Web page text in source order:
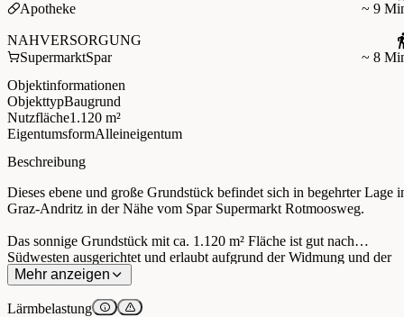
Apotheke
~ 9
NAHVERSORGUNG
SupermarktSpar
~ 8
Objektinformationen
ObjekttypBaugrund
Nutzfläche1.120 m²
EigentumsformAlleineigentum
Beschreibung
Dieses ebene und große Grundstück befindet sich in begehrter Lage
Graz-Andritz in der Nähe vom Spar Supermarkt Rotmoosweg.
Das sonnige Grundstück mit ca. 1.120 m² Fläche ist gut nach
Südwesten ausgerichtet und erlaubt aufgrund der Widmung und der
Bebauungsdichte (WA 0,3-0,6) grundsätzlich eine großvolumige
Bebauung.
Mehr anzeigen
Lärmbelastung